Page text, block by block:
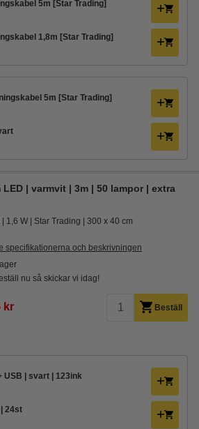
5m [Star Trading]
1,8m [Star Trading]
5m [Star Trading]
| varmvit | 3m | 50 lampor | extra
1,6 W Star Trading 300 x 40 cm
specifikationerna och beskrivningen
nu så skickar vi idag!
kr Beställ
USB | svart | 123ink
24st